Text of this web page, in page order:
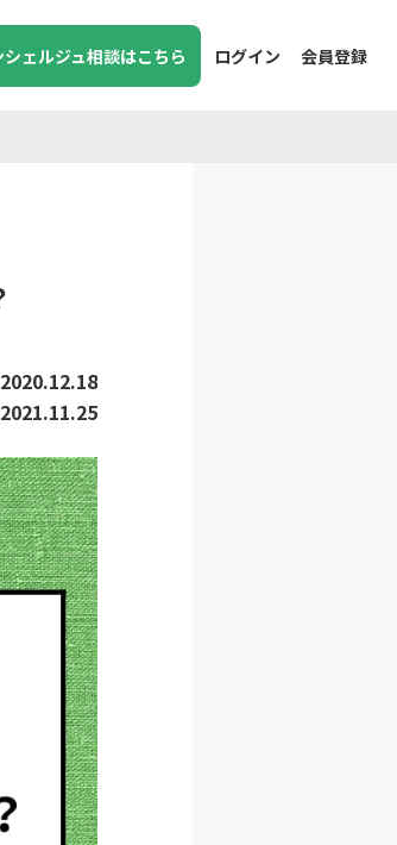
ェルジュ相談はこちら ログイン 会員登録
2020.12.18
2021.11.25